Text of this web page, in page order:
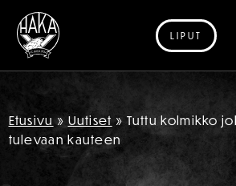
Siirry sisältöön
LIPUT
Etusivu » Uutiset » Tuttu kolmikko
tulevaan kauteen